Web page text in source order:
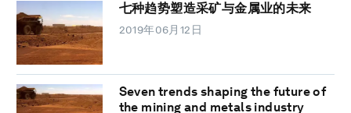
七种趋势塑造采矿与金属业的未来
2019年06月12日
Seven trends shaping the future of
the mining and metals industry